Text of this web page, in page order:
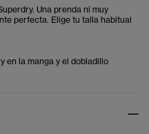
Una prenda ni muy
perfecta. Elige tu talla habitual
en la manga y el dobladillo